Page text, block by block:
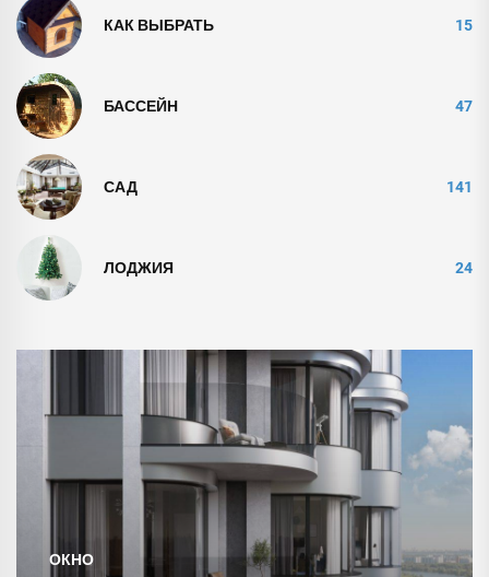
КАК ВЫБРАТЬ 15
БАССЕЙН 47
САД 141
ЛОДЖИЯ 24